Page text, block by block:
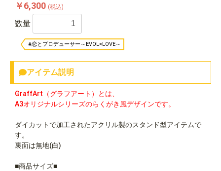
￥6,300 (税込)
数量
#恋とプロデューサー～EVOL×LOVE～
アイテム説明
GraffArt（グラフアート）とは、
A3オリジナルシリーズのらくがき風デザインです。
ダイカットで加工されたアクリル製のスタンド型アイテムで
す。
裏面は無地(白)
■商品サイズ■